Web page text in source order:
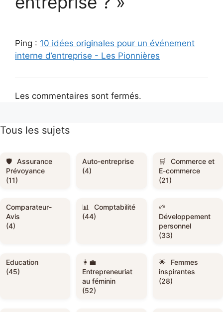
Ping : 10 idées originales pour un événement
interne d’entreprise - Les Pionnières
Les commentaires sont fermés.
Tous les sujets
Assurance
Prévoyance
(11)
Auto-entreprise
(4)
Commerce et
E-commerce
(21)
Comparateur-
Avis
(4)
Comptabilité
(44)
Développement
personnel
(33)
Education
(45)
Entrepreneuriat
au féminin
(52)
Femmes
inspirantes
(28)